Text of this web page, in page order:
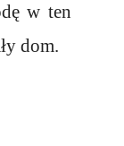
w ten
dom.